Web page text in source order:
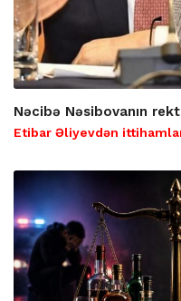
Nəcibə Nəsibovanın
Etibar Əliyevdən